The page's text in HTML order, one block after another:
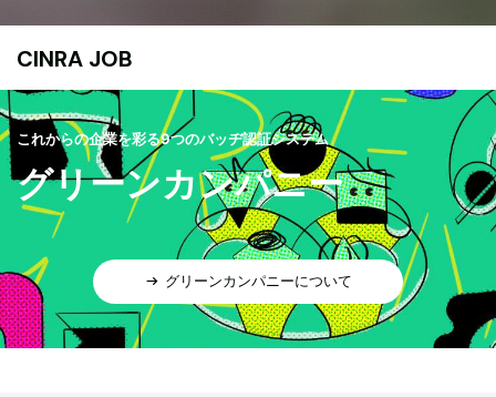
CINRA JOB
これからの企業を彩る9つのバッヂ認証システム
グリーンカンパニー
グリーンカンパニーについて